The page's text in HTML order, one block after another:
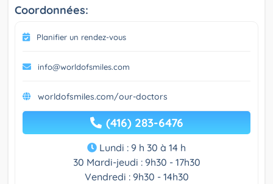
Coordonnées:
Planifier un rendez-vous
info@worldofsmiles.com
worldofsmiles.com/our-doctors
(416) 283-6476
Lundi : 9 h 30 à 14 h
30 Mardi-jeudi : 9h30 - 17h30
Vendredi : 9h30 - 14h30